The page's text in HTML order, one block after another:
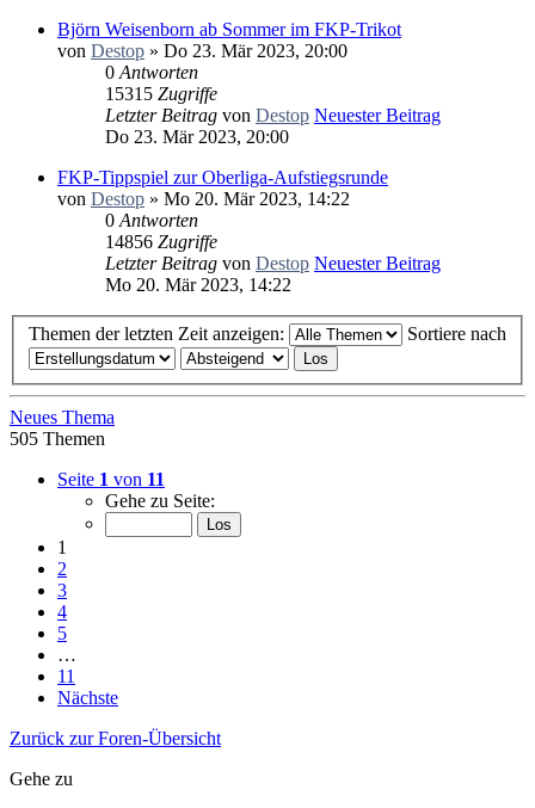
Björn Weisenborn ab Sommer im FKP-Trikot
von Destop » Do 23. Mär 2023, 20:00
0 Antworten
15315 Zugriffe
Letzter Beitrag von Destop Neuester Beitrag
Do 23. Mär 2023, 20:00
FKP-Tippspiel zur Oberliga-Aufstiegsrunde
von Destop » Mo 20. Mär 2023, 14:22
0 Antworten
14856 Zugriffe
Letzter Beitrag von Destop Neuester Beitrag
Mo 20. Mär 2023, 14:22
Themen der letzten Zeit anzeigen: Sortiere nach
Neues Thema
505 Themen
Seite 1 von 11
Gehe zu Seite:
1
2
3
4
5
…
11
Nächste
Zurück zur Foren-Übersicht
Gehe zu